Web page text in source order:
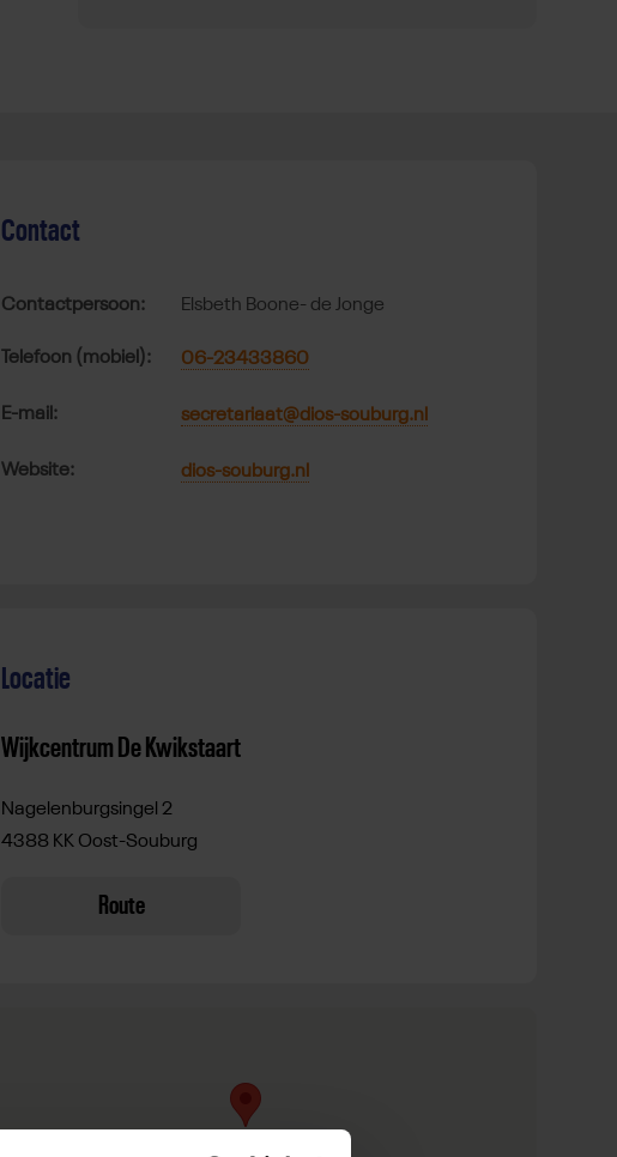
Contact
Contactpersoon: Elsbeth Boone- de Jonge
Telefoon (mobiel): 06-23433860
E-mail: secretariaat@dios-souburg.nl
Website: dios-souburg.nl
Locatie
Wijkcentrum De Kwikstaart
Nagelenburgsingel 2
4388 KK Oost-Souburg
Route